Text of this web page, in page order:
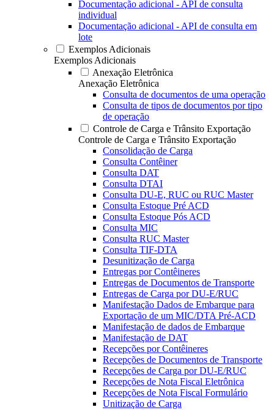
Documentação adicional - API de consulta
individual
Documentação adicional - API de consulta em
lote
Exemplos Adicionais
Exemplos Adicionais
Anexação Eletrônica
Anexação Eletrônica
Consulta de documentos de uma operação
Consulta de tipos de documentos por tipo
de operação
Controle de Carga e Trânsito Exportação
Controle de Carga e Trânsito Exportação
Consolidação de Carga
Consulta Contêiner
Consulta DAT
Consulta DTAI
Consulta DU-E, RUC ou RUC Master
Consulta Estoque Pré ACD
Consulta Estoque Pós ACD
Consulta MIC
Consulta RUC Master
Consulta TIF-DTA
Desunitização de Carga
Entregas por Contêineres
Entregas de Documentos de Transporte
Entregas de Carga por DU-E/RUC
Manifestação Dados de Embarque para
Exportação de um MIC/DTA Pré-ACD
Manifestação de dados de Embarque
Manifestação de DAT
Recepções por Contêineres
Recepções de Documentos de Transporte
Recepções de Carga por DU-E/RUC
Recepções de Nota Fiscal Eletrônica
Recepções de Nota Fiscal Formulário
Unitização de Carga